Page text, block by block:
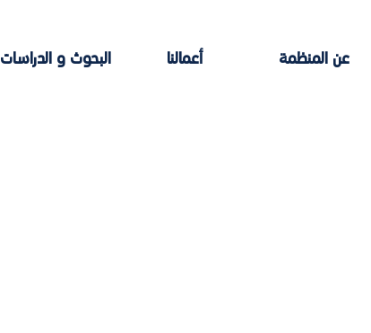
البحوث و الدراسات أعمالنا عن المنظمة